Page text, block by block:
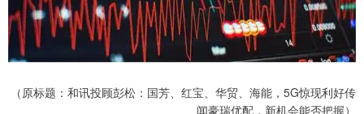
（原标题：和讯投顾彭松：国芳、红宝、华贸、海能，5G惊现利好传
闻豪瑞优配，新机会能否把握）